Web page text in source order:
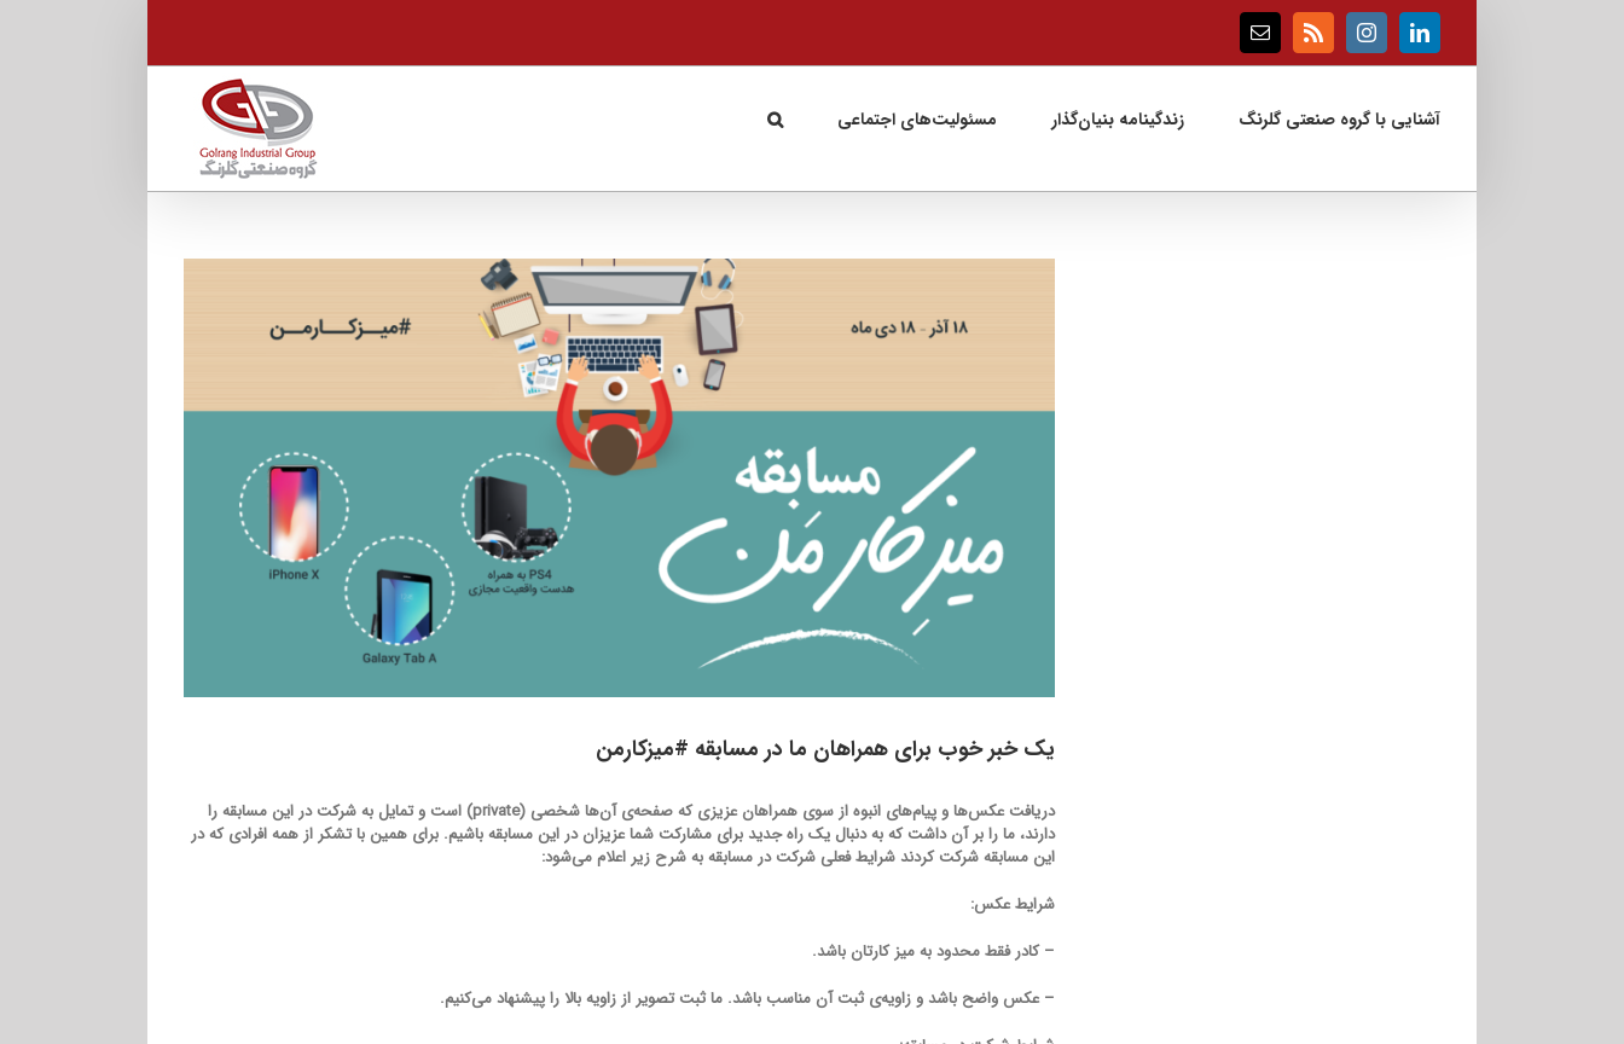
LinkedIn
Instagram
Rss
Email
آشنایی با گروه صنعتی گلرنگ زندگینامه بنیان‌گذار مسئولیت‌های اجتماعی
یک خبر خوب برای همراهان ما در مسابقه‌ #میزکارمن
دریافت عکس‌ها و پیام‌های انبوه از سوی همراهان عزیزی که صفحه‌ی آن‌ها شخصی (private) است و تمایل به شرکت در این مسابقه را
دارند، ما را بر آن داشت که به دنبال یک راه جدید برای مشارکت شما عزیزان در این مسابقه باشیم. برای همین با تشکر از همه افرادی که در
این مسابقه شرکت کردند شرایط فعلی شرکت در مسابقه به شرح زیر اعلام می‌شود:
شرایط عکس:
– کادر فقط محدود به میز کارتان باشد.
– عکس واضح باشد و زاویه‌ی ثبت آن مناسب باشد. ما ثبت تصویر از زاویه بالا را پیشنهاد می‌کنیم.